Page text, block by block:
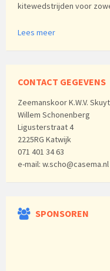
kitewedstrijden voor
Lees meer
CONTACT GEGEVENS
Zeemanskoor K.W.V.
Willem Schonenberg
Ligusterstraat 4
2225RG Katwijk
071 401 34 63
e-mail: w.scho@casema.nl
SPONSOREN